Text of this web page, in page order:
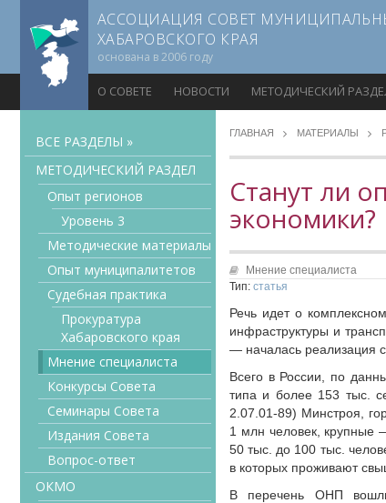
АССОЦИАЦИЯ СОВЕТ
ХАБАРОВСКОГО КРАЯ
основана в 2006 году
О СОВЕТЕ НОВОСТИ МЕТОДИЧЕСКИЙ
ВСЕ РАЗДЕЛЫ »
МЕТОДИЧЕСКИЙ РАЗДЕЛ
Опыт регионов
Уровень 3
Методические материалы
Опыт муниципалитетов
Судебная практика
Прокуратура
Хабаровского края
Мнение специалиста
Конкурсы Совета
Семинары Совета
Издания Совета
Вопрос-ответ
ОКМО
ГЛАВНАЯ МАТЕРИАЛЫ
Станут ли
экономики?
Мнение специалиста
Тип: статья
Речь идет о
инфраструктуры и
— началась реализация
Всего в России, по
типа и более 153 тыс.
2.07.01-89) Минстроя,
1 млн человек, крупные
50 тыс. до 100 тыс.
в которых проживают
В перечень ОНП вошли